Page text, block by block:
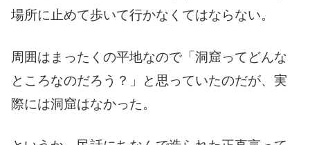
場所に止めて歩いて行かなくてはならない。
周囲はまったくの平地なので「洞窟ってどんな
ところなのだろう？」と思っていたのだが、実
際には洞窟はなかった。